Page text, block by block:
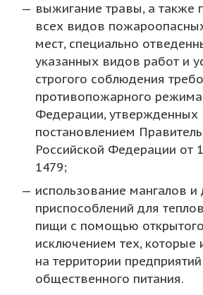
выжигание травы, а также
всех видов
мест, специально
указанных видов работ и
строгого соблюдения
противопожарного
Федерации, утвержденных
постановлением
Российской Федерации от
1479;
использование мангалов и
приспособлений для
пищи с помощью
исключением тех, которые
на территории предприятий
общественного питания.